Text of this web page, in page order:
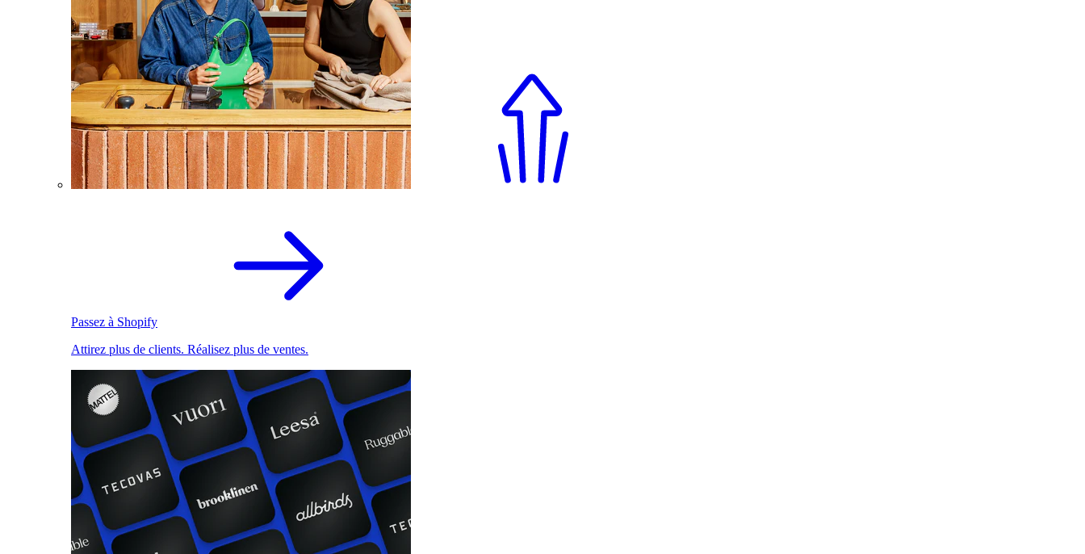
Passez à Shopify
Attirez plus de clients. Réalisez plus de ventes.